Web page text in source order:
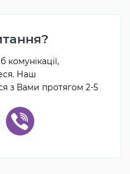
комунікації,
Наш
з Вами протягом 2-5